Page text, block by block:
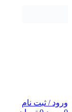
ورود / ثبت نام